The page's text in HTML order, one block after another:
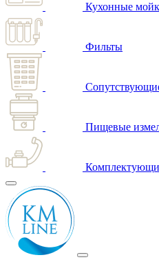
Кухонные
Фильты
Пищевые